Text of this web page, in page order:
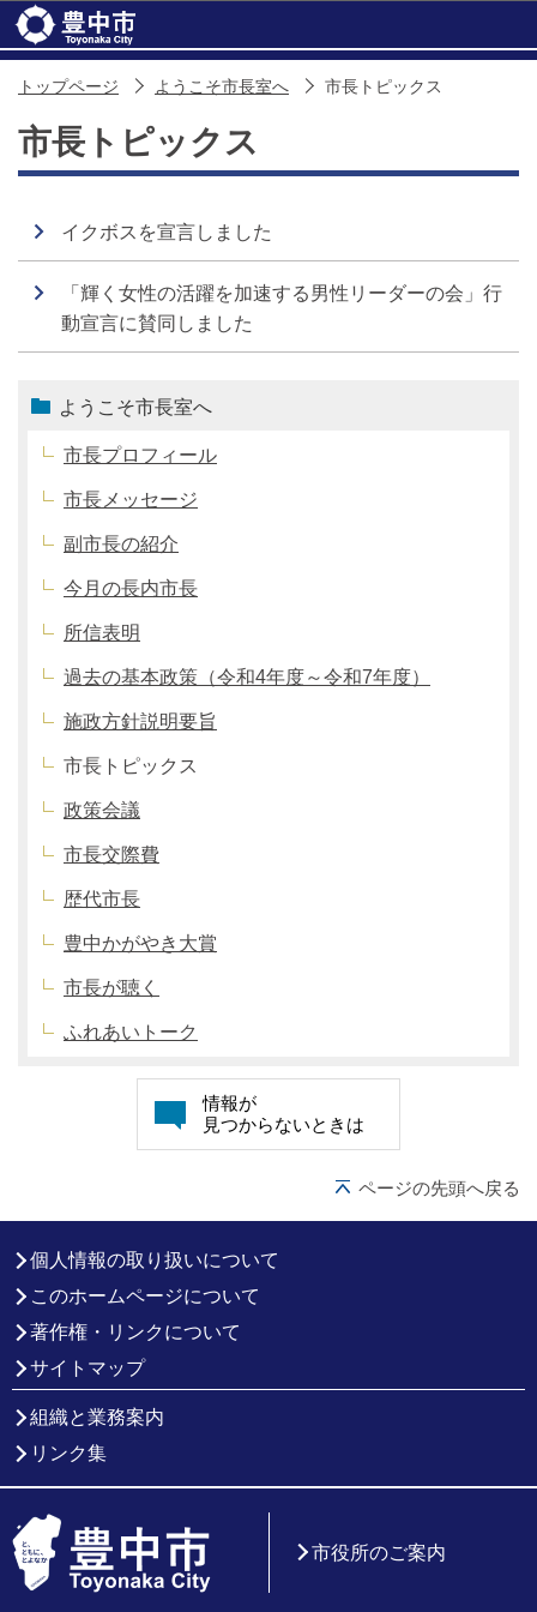
トップページ ようこそ市長室へ 市長トピックス
市長トピックス
イクボスを宣言しました
「輝く女性の活躍を加速する男性リーダーの会」行
動宣言に賛同しました
ようこそ市長室へ
市長プロフィール
市長メッセージ
副市長の紹介
今月の長内市長
所信表明
過去の基本政策（令和4年度～令和7年度）
施政方針説明要旨
市長トピックス
政策会議
市長交際費
歴代市長
豊中かがやき大賞
市長が聴く
ふれあいトーク
情報が
見つからないときは
ページの先頭へ戻る
個人情報の取り扱いについて
このホームページについて
著作権・リンクについて
サイトマップ
組織と業務案内
リンク集
市役所のご案内